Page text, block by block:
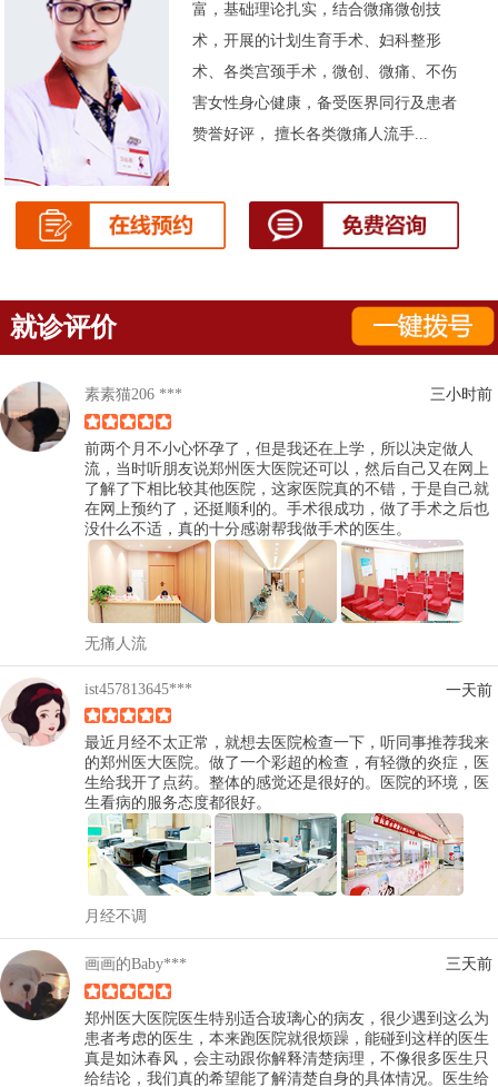
富，基础理论扎实，结合微痛微创技
术，开展的计划生育手术、妇科整形
术、各类宫颈手术，微创、微痛、不伤
害女性身心健康，备受医界同行及患者
赞誉好评， 擅长各类微痛人流手...
就诊评价
素素猫206 *** 三小时前
前两个月不小心怀孕了，但是我还在上学，所以决定做人
流，当时听朋友说郑州医大医院还可以，然后自己又在网上
了解了下相比较其他医院，这家医院真的不错，于是自己就
在网上预约了，还挺顺利的。手术很成功，做了手术之后也
没什么不适，真的十分感谢帮我做手术的医生。
无痛人流
ist457813645*** 一天前
最近月经不太正常，就想去医院检查一下，听同事推荐我来
的郑州医大医院。做了一个彩超的检查，有轻微的炎症，医
生给我开了点药。整体的感觉还是很好的。医院的环境，医
生看病的服务态度都很好。
月经不调
画画的Baby*** 三天前
郑州医大医院医生特别适合玻璃心的病友，很少遇到这么为
患者考虑的医生，本来跑医院就很烦躁，能碰到这样的医生
真是如沐春风，会主动跟你解释清楚病理，不像很多医生只
给结论，我们真的希望能了解清楚自身的具体情况。医生给